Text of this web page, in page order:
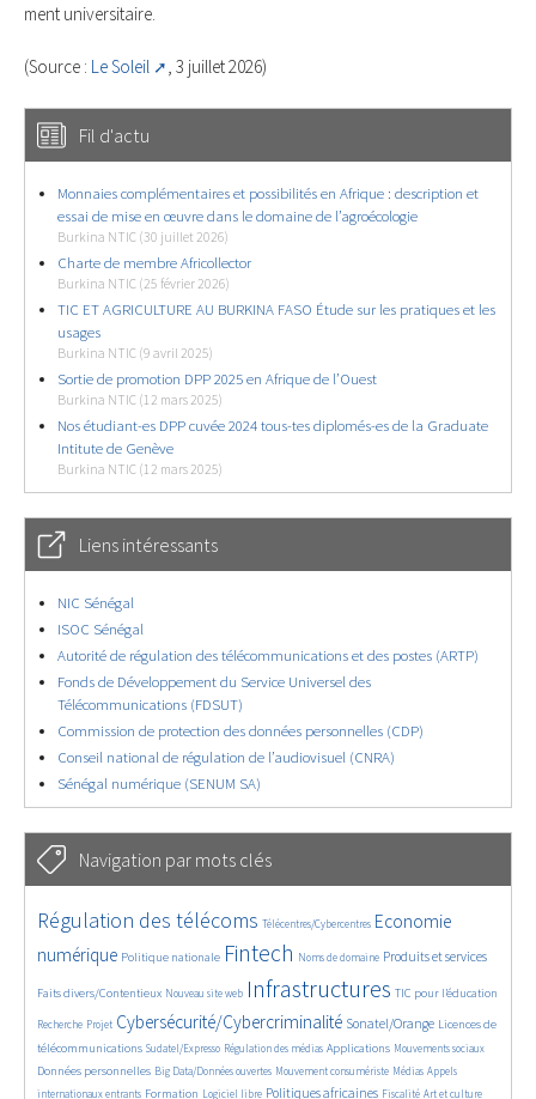
ment uni­ver­si­taire.
(Source : Le Soleil , 3 juillet 2026)
Fil d'actu
Monnaies complémentaires et possibilités en Afrique : description et
essai de mise en œuvre dans le domaine de l’agroécologie
Burkina NTIC (30 juillet 2026)
Charte de membre Africollector
Burkina NTIC (25 février 2026)
TIC ET AGRICULTURE AU BURKINA FASO Étude sur les pratiques et les
usages
Burkina NTIC (9 avril 2025)
Sortie de promotion DPP 2025 en Afrique de l’Ouest
Burkina NTIC (12 mars 2025)
Nos étudiant-es DPP cuvée 2024 tous-tes diplomés-es de la Graduate
Intitute de Genève
Burkina NTIC (12 mars 2025)
Liens intéressants
NIC Sénégal
ISOC Sénégal
Autorité de régulation des télécommunications et des postes (ARTP)
Fonds de Développement du Service Universel des
Télécommunications (FDSUT)
Commission de protection des données personnelles (CDP)
Conseil national de régulation de l’audiovisuel (CNRA)
Sénégal numérique (SENUM SA)
Navigation par mots clés
4647/5647
Régulation des télécoms
362/5647 Télécentres/Cybercentres
3729/5647
Economie
numérique
1853/5647 Politique nationale
5178/5647 Fintech
682/5647 Noms de domaine
2405/5647 Produits et services
1575/5647
Faits divers/Contentieux Nouveau site web Infrastructures TIC pour l’éducation
Recherche
246/5647Projet
3601/5647 Cybersécurité/Cybercriminalité
2321/5647 Sonatel/Orange
1630/5647
Licences de
télécommunications
292/5647 Sudatel/Expresso
1025/5647 Régulation des médias
1511/5647 Applications
1187/5647 Mouvements sociaux
1661/5647
Données personnelles
143/5647 Big Data/Données ouvertes
630/5647 Mouvement consumériste
365/5647 Médias
684/5647
Appels
internationaux entrants
1757/5647 Formation
96/5647 Logiciel libre
2461/5647 Politiques africaines
1088/5647 Fiscalité
178/5647 Art et culture
600/5647